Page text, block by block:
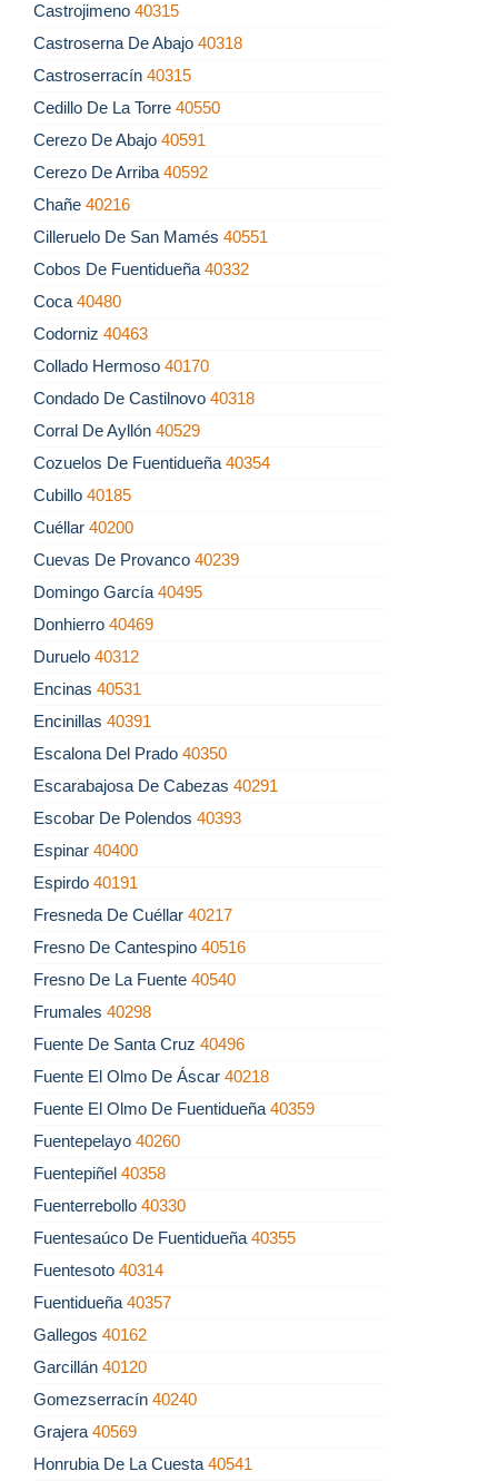
Castrojimeno 40315
Castroserna De Abajo 40318
Castroserracín 40315
Cedillo De La Torre 40550
Cerezo De Abajo 40591
Cerezo De Arriba 40592
Chañe 40216
Cilleruelo De San Mamés 40551
Cobos De Fuentidueña 40332
Coca 40480
Codorniz 40463
Collado Hermoso 40170
Condado De Castilnovo 40318
Corral De Ayllón 40529
Cozuelos De Fuentidueña 40354
Cubillo 40185
Cuéllar 40200
Cuevas De Provanco 40239
Domingo García 40495
Donhierro 40469
Duruelo 40312
Encinas 40531
Encinillas 40391
Escalona Del Prado 40350
Escarabajosa De Cabezas 40291
Escobar De Polendos 40393
Espinar 40400
Espirdo 40191
Fresneda De Cuéllar 40217
Fresno De Cantespino 40516
Fresno De La Fuente 40540
Frumales 40298
Fuente De Santa Cruz 40496
Fuente El Olmo De Áscar 40218
Fuente El Olmo De Fuentidueña 40359
Fuentepelayo 40260
Fuentepiñel 40358
Fuenterrebollo 40330
Fuentesaúco De Fuentidueña 40355
Fuentesoto 40314
Fuentidueña 40357
Gallegos 40162
Garcillán 40120
Gomezserracín 40240
Grajera 40569
Honrubia De La Cuesta 40541